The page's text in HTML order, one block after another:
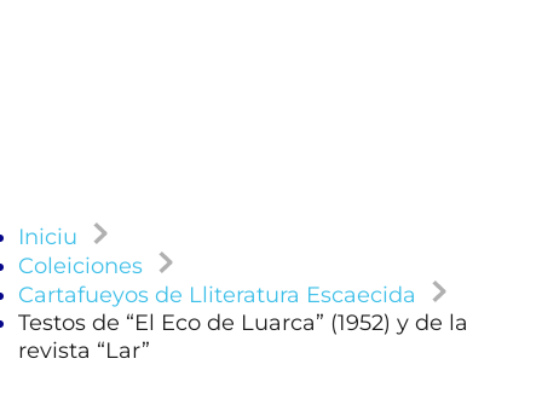
Iniciu
Coleiciones
Cartafueyos de Lliteratura Escaecida
Testos de “El Eco de Luarca” (1952) y de la
revista “Lar”